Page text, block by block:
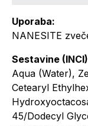
Uporaba:
NANESITE
Sestavine
Aqua (Water),
Cetearyl
45/Dodecyl